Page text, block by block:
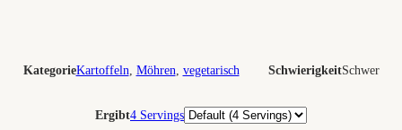
KategorieKartoffeln, Möhren, vegetarisch SchwierigkeitSchwer
Ergibt4 ServingsPortionen